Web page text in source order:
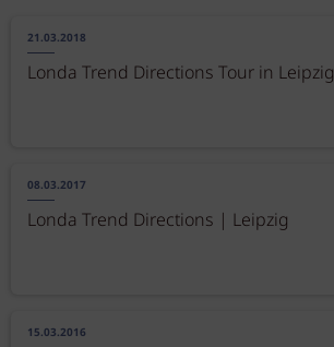
21.03.2018
Londa Trend Directions Tour in Leipzig
08.03.2017
Londa Trend Directions | Leipzig
15.03.2016